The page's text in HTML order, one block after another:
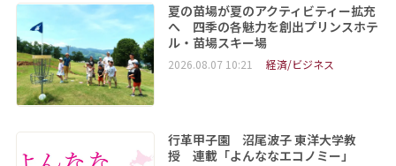
夏の苗場が夏のアクティビティー拡充
へ 四季の各魅力を創出プリンスホテ
ル・苗場スキー場
2026.08.07 10:21 経済/ビジネス
行革甲子園 沼尾波子 東洋大学教
授 連載「よんななエコノミー」